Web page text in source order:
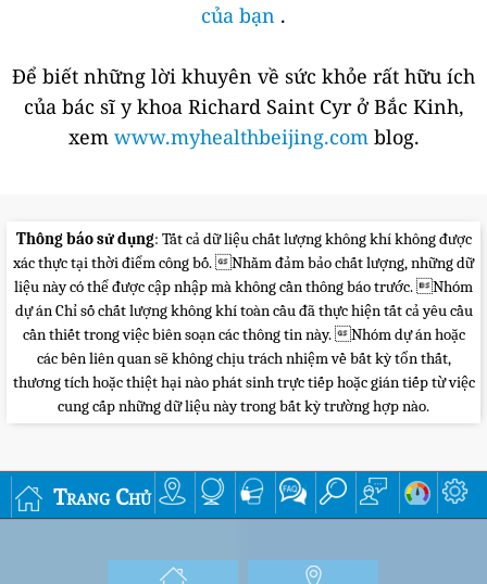
của bạn .
Để biết những lời khuyên về sức khỏe rất hữu ích
của bác sĩ y khoa Richard Saint Cyr ở Bắc Kinh,
xem www.myhealthbeijing.com blog.
Thông báo sử dụng: Tất cả dữ liệu chất lượng không khí không được
xác thực tại thời điểm công bố. Nhằm đảm bảo chất lượng, những dữ
liệu này có thể được cập nhập mà không cần thông báo trước. Nhóm
dự án Chỉ số chất lượng không khí toàn cầu đã thực hiện tất cả yêu cầu
cần thiết trong việc biên soạn các thông tin này. Nhóm dự án hoặc
các bên liên quan sẽ không chịu trách nhiệm về bất kỳ tổn thất,
thương tích hoặc thiệt hại nào phát sinh trực tiếp hoặc gián tiếp từ việc
cung cấp những dữ liệu này trong bất kỳ trường hợp nào.
Trang Chủ